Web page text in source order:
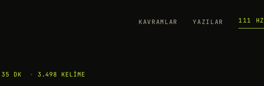
KAVRAMLAR YAZILAR 111 HZ
35 DK · 3.498 KELIME